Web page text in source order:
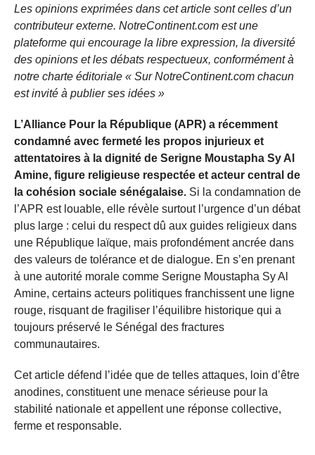
Les opinions exprimées dans cet article sont celles d’un
contributeur externe. NotreContinent.com est une
plateforme qui encourage la libre expression, la diversité
des opinions et les débats respectueux, conformément à
notre charte éditoriale « Sur NotreContinent.com chacun
est invité à publier ses idées »
L’Alliance Pour la République (APR) a récemment
condamné avec fermeté les propos injurieux et
attentatoires à la dignité de Serigne Moustapha Sy Al
Amine, figure religieuse respectée et acteur central de
la cohésion sociale sénégalaise. Si la condamnation de
l’APR est louable, elle révèle surtout l’urgence d’un débat
plus large : celui du respect dû aux guides religieux dans
une République laïque, mais profondément ancrée dans
des valeurs de tolérance et de dialogue. En s’en prenant
à une autorité morale comme Serigne Moustapha Sy Al
Amine, certains acteurs politiques franchissent une ligne
rouge, risquant de fragiliser l’équilibre historique qui a
toujours préservé le Sénégal des fractures
communautaires.
Cet article défend l’idée que de telles attaques, loin d’être
anodines, constituent une menace sérieuse pour la
stabilité nationale et appellent une réponse collective,
ferme et responsable.